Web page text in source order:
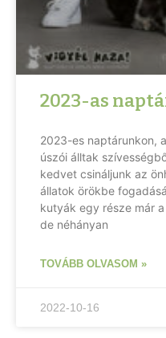
2023-as
2023-es naptárunkon,
úszói álltak
kedvet csináljunk az
állatok örökbe
kutyák egy része már
de néhányan
TOVÁBB OLVASOM »
2022-10-16